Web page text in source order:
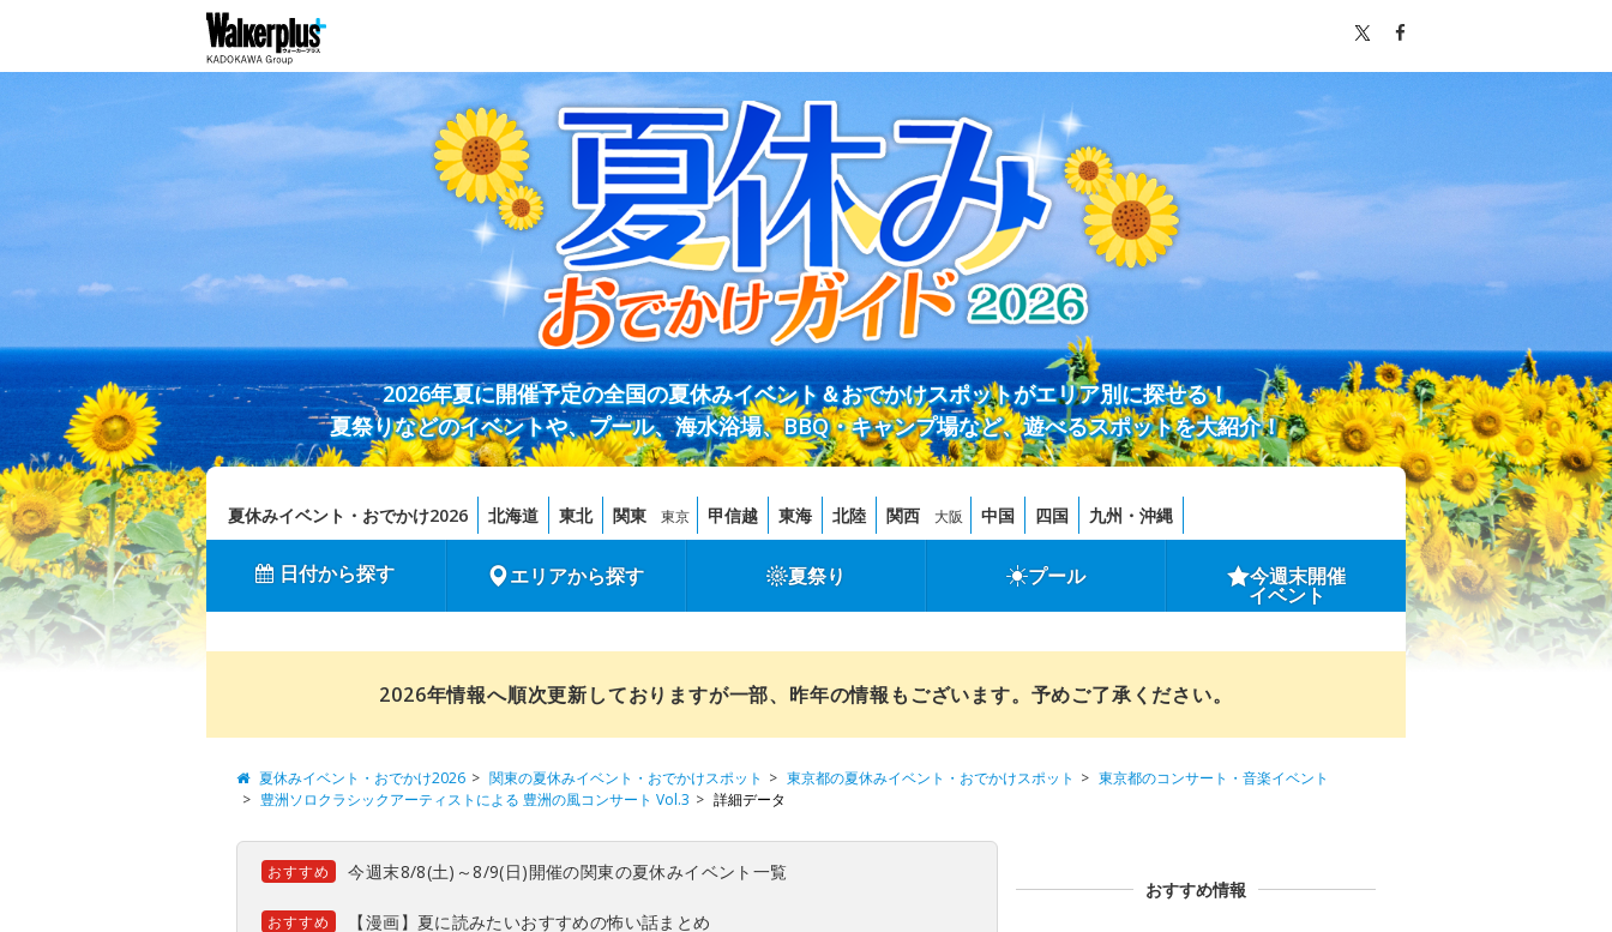
2026年夏に開催予定の全国の夏休みイベント＆おでかけスポットがエリア別に探せる！
夏祭りなどのイベントや、プール、海水浴場、BBQ・キャンプ場など、遊べるスポットを大紹介！
夏休みイベント・おでかけ2026 北海道 東北 関東 東京 甲信越 東海 北陸 関西 大阪 中国 四国 九州・沖縄
日付から探す エリアから探す 夏祭り プール 今週末開催
イベント
2026年情報へ順次更新しておりますが一部、昨年の情報もございます。予めご了承ください。
夏休みイベント・おでかけ2026 関東の夏休みイベント・おでかけスポット 東京都の夏休みイベント・おでかけスポット
東京都のコンサート・音楽イベント
豊洲ソロクラシックアーティストによる 豊洲の風コンサート Vol.3
詳細データ
おすすめ 今週末8/8(土)～8/9(日)開催の関東の夏休みイベント一覧
おすすめ 【漫画】夏に読みたいおすすめの怖い話まとめ
おすすめ情報